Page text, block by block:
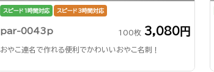
スピード1時間対応 スピード3時間対応
par-0043p 100枚 3,080円
おやこ連名で作れる便利でかわいいおやこ名刺！